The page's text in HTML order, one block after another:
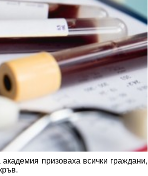
призоваха всички граждани,